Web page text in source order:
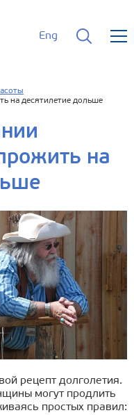
Eng
на десятилетие дольше
на
рецепт долголетия.
могут продлить
простых правил: